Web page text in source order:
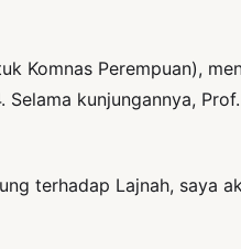
Komnas Perempuan),
kunjungannya,
terhadap Lajnah,